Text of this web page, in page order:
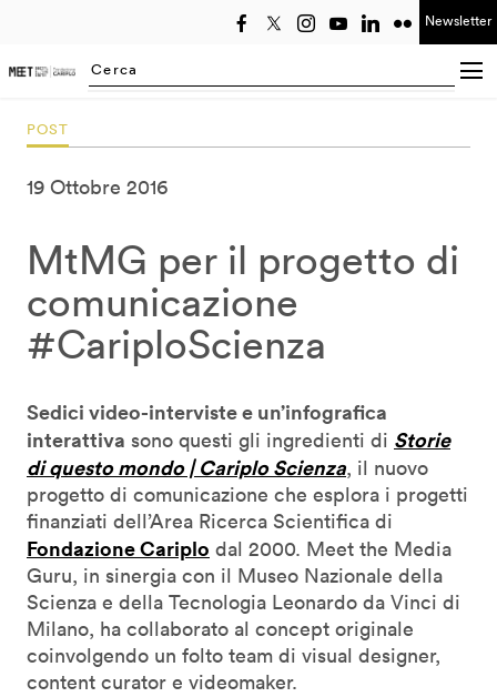
Newsletter
Searching...
POST
19 Ottobre 2016
MtMG per il progetto di
comunicazione
#CariploScienza
Sedici video-interviste e un’infografica
interattiva sono questi gli ingredienti di Storie
di questo mondo | Cariplo Scienza, il nuovo
progetto di comunicazione che esplora i progetti
finanziati dell’Area Ricerca Scientifica di
Fondazione Cariplo dal 2000. Meet the Media
Guru, in sinergia con il Museo Nazionale della
Scienza e della Tecnologia Leonardo da Vinci di
Milano, ha collaborato al concept originale
coinvolgendo un folto team di visual designer,
content curator e videomaker.